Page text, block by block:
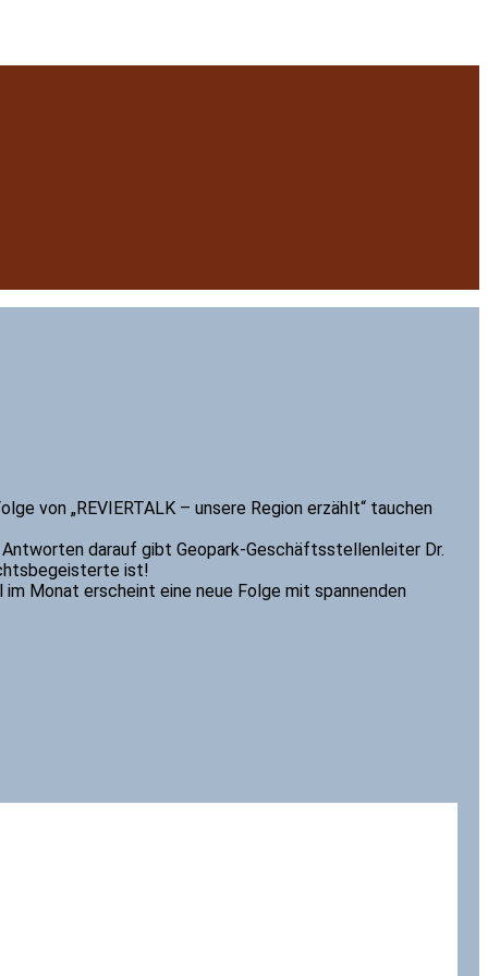
von „REVIERTALK – unsere Region erzählt“ tauchen
darauf gibt Geopark-Geschäftsstellenleiter Dr.
ist!
im Monat erscheint eine neue Folge mit spannenden